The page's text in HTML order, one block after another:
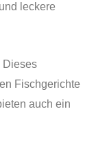
leckere
Dieses
Fischgerichte
auch ein